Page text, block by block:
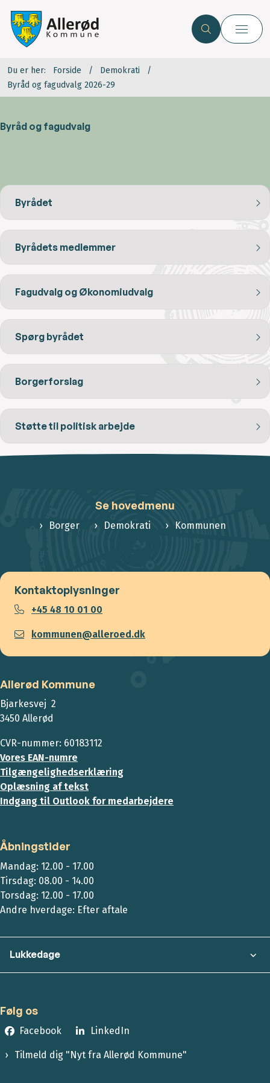
Du er her: Forside
Demokrati
Byråd og fagudvalg 2026-29
Byråd og fagudvalg
Byrådet
Byrådets medlemmer
Fagudvalg og Økonomiudvalg
Spørg byrådet
Borgerforslag
Støtte til politisk arbejde
Se hovedmenu
Borger Demokrati Kommunen
Kontaktoplysninger
+45 48 10 01 00
kommunen@alleroed.dk
Allerød Kommune
Bjarkesvej 2
3450 Allerød
CVR-nummer: 60183112
Vores EAN-numre
Tilgængelighedserklæring
Oplæsning af tekst
Indgang til Outlook for medarbejdere
Åbningstider
Mandag: 12.00 - 17.00
Tirsdag: 08.00 - 14.00
Torsdag: 12.00 - 17.00
Andre hverdage: Efter aftale
Lukkedage
Følg os
Facebook LinkedIn
Tilmeld dig "Nyt fra Allerød Kommune"